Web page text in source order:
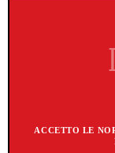
ACCETTO LE